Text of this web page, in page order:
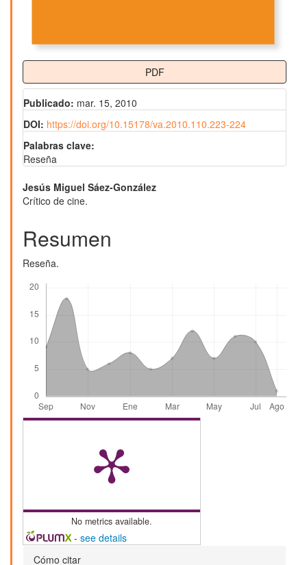
PDF
Publicado: mar. 15, 2010
DOI: https://doi.org/10.15178/va.2010.110.223-224
Palabras clave:
Reseña
Contenido
principal
del
artículo
Jesús Miguel Sáez-González
Crítico de cine.
Resumen
Reseña.
No metrics available.
- see details
Detalles
Cómo citar